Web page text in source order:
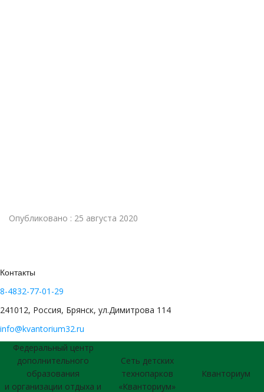
Опубликовано : 25 августа 2020
Контакты
8-4832-77-01-29
241012, Россия, Брянск, ул.Димитрова 114
info@kvantorium32.ru
Федеральный центр
дополнительного
образования
и организации отдыха и
Сеть детских
технопарков
«Кванториум»
Кванториум